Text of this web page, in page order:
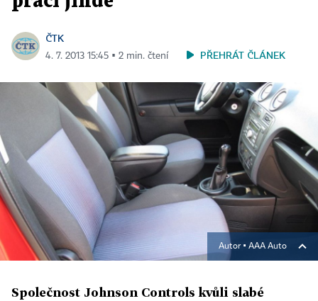
ČTK
4. 7. 2013 15:45 ▪ 2 min. čtení PŘEHRÁT ČLÁNEK
Autor ▪ AAA Auto
Společnost Johnson Controls kvůli slabé